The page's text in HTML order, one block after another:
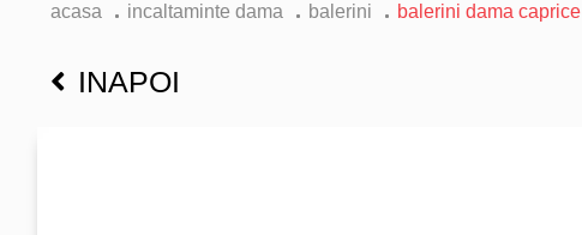
acasa incaltaminte dama balerini balerini dama caprice
INAPOI